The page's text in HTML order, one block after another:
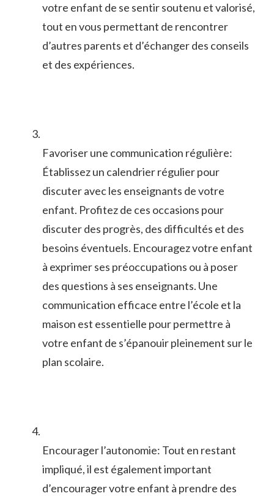
votre enfant de se sentir soutenu et valorisé,
tout en vous permettant ⁤de rencontrer
d’autres parents et d’échanger des conseils
et des expériences.
Favoriser une communication régulière:
Établissez un calendrier régulier pour
discuter avec les enseignants de⁢ votre
enfant. ⁣Profitez de ces occasions pour
discuter des ⁣progrès, des difficultés et des
besoins éventuels. Encouragez votre enfant
à exprimer⁣ ses préoccupations ‍ou à poser
des questions à ses enseignants. Une
communication efficace entre l’école et la
maison est essentielle pour permettre à
votre⁤ enfant de s’épanouir pleinement sur le
plan scolaire.
Encourager l’autonomie:⁣ Tout en restant
impliqué, il est également important
d’encourager votre enfant à⁤ prendre⁤ des